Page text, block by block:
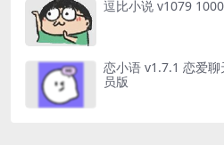
逗比小说 v1079
恋小语 v1.7.1 恋爱
员版